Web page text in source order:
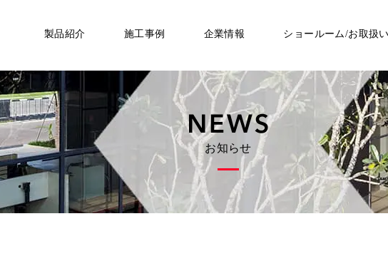
製品紹介 施工事例 企業情報 ショールーム/お取扱
お知らせ